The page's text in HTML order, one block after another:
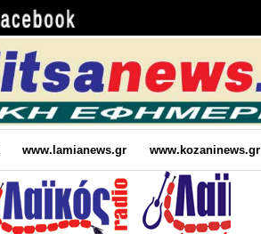
www.lamianews.gr www.kozaninews.gr